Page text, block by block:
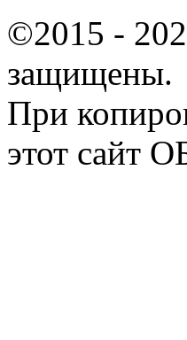
©2015 -
защищены.
При
этот сайт